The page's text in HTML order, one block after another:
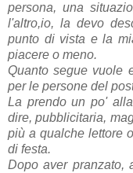
persona, una
l'altro,io, la devo
punto di vista e la
piacere o meno.
Quanto segue vuole
per le persone del
La prendo un po'
dire, pubblicitaria,
più a qualche lettore
di festa.
Dopo aver pranzato,